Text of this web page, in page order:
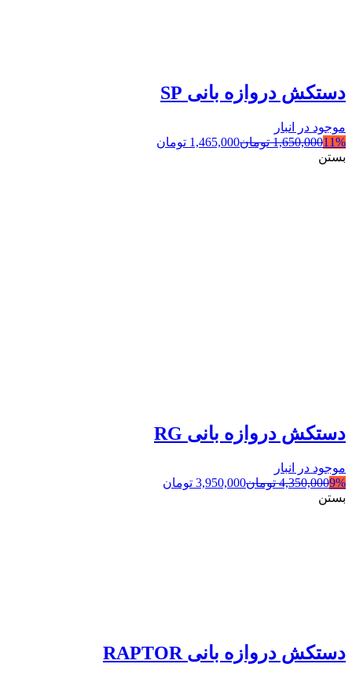
دستکش دروازه بانی SP
موجود در انبار
11%
1,650,000 تومان1,465,000 تومان
بستن
دستکش دروازه بانی RG
موجود در انبار
9%
4,350,000 تومان3,950,000 تومان
بستن
دستکش دروازه بانی RAPTOR